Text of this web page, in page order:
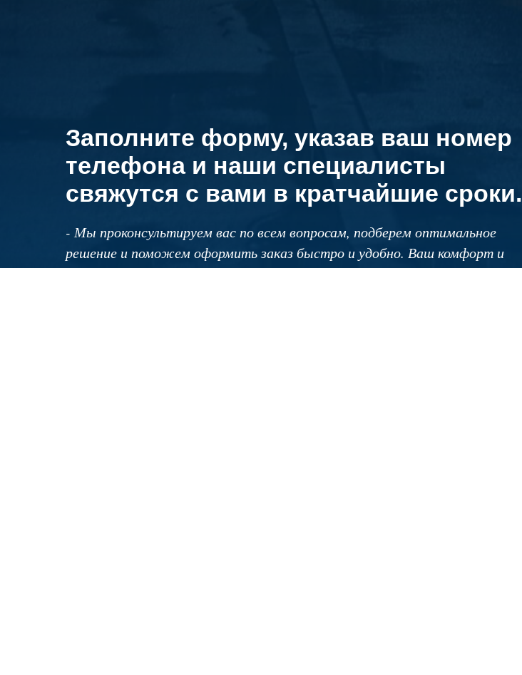
Заполните форму, указав ваш номер
телефона и наши специалисты
свяжутся с вами в кратчайшие сроки.
- Мы проконсультируем вас по всем вопросам, подберем оптимальное
решение и поможем оформить заказ быстро и удобно. Ваш комфорт и
удовлетворение — наш приоритет!